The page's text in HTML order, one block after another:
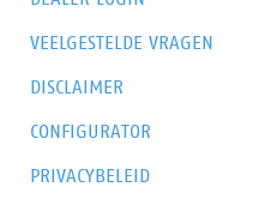
VEELGESTELDE VRAGEN
DISCLAIMER
CONFIGURATOR
PRIVACYBELEID